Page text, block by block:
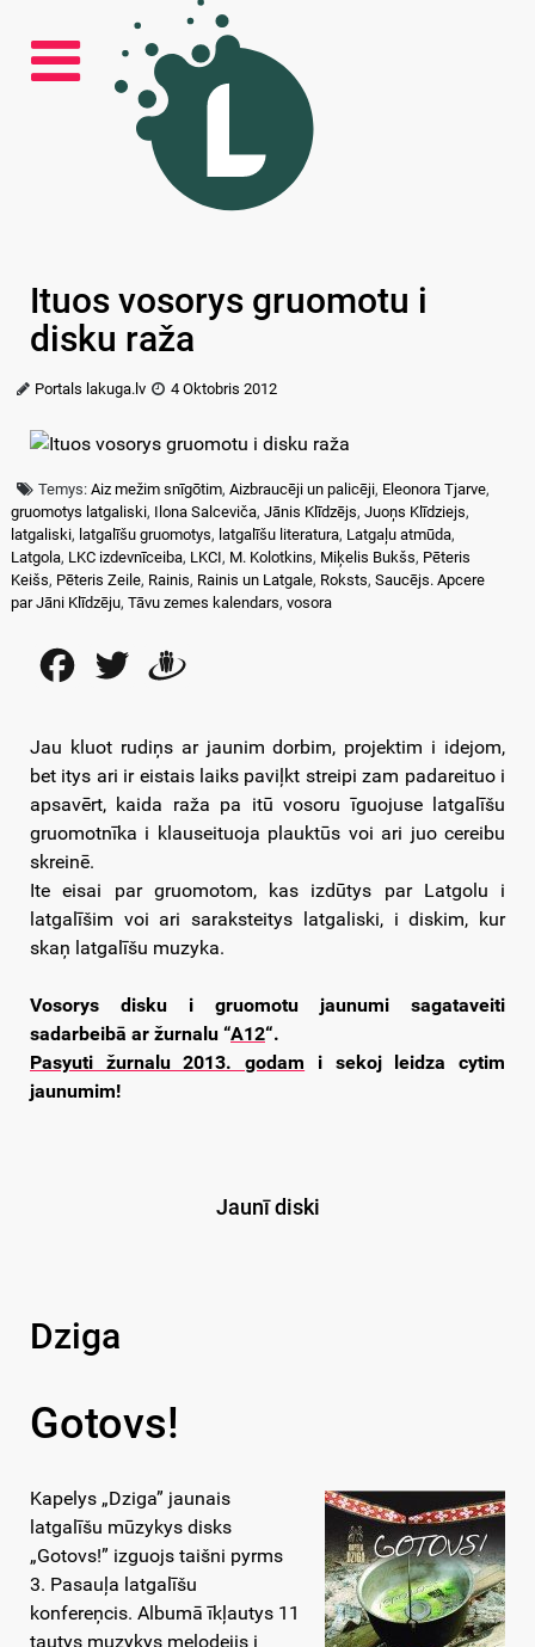
Ituos vosorys gruomotu i
disku raža
Portals lakuga.lv 4 Oktobris 2012
Temys:Aiz mežim snīgōtim,Aizbraucēji un palicēji, Eleonora Tjarve,
gruomotys latgaliski, Ilona Salceviča, Jānis Klīdzējs, Juoņs Klīdziejs,
latgaliski, latgalīšu gruomotys, latgalīšu literatura, Latgaļu atmūda,
Latgola, LKC izdevnīceiba, LKCI, M. Kolotkins, Miķelis Bukšs, Pēteris
Keišs, Pēteris Zeile, Rainis, Rainis un Latgale, Roksts, Saucējs. Apcere
par Jāni Klīdzēju, Tāvu zemes kalendars, vosora
FacebookTwitter
Jau kluot rudiņs ar jaunim dorbim, projektim i idejom,
bet itys ari ir eistais laiks paviļkt streipi zam padareituo i
apsavērt, kaida raža pa itū vosoru īguojuse latgalīšu
gruomotnīka i klauseituoja plauktūs voi ari juo cereibu
skreinē.
Ite eisai par gruomotom, kas izdūtys par Latgolu i
latgalīšim voi ari saraksteitys latgaliski, i diskim, kur
skaņ latgalīšu muzyka.
Vosorys disku i gruomotu jaunumi sagataveiti
sadarbeibā ar žurnalu “A12“.
Pasyuti žurnalu 2013. godam i sekoj leidza cytim
jaunumim!
Jaunī diski
Dziga
Gotovs!
Kapelys „Dziga” jaunais
latgalīšu mūzykys disks
„Gotovs!” izguojs taišni pyrms
3. Pasauļa latgalīšu
konfereņcis. Albumā īkļautys 11
tautys muzykys melodejis i